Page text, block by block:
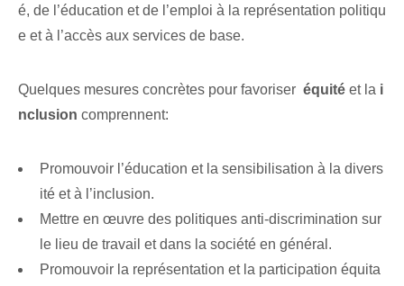
é, de l’éducation et de l’emploi à la représentation politiqu
e et à l’accès aux services de base.
Quelques mesures concrètes pour favoriser ⁢ équité et la i
nclusion comprennent:
Promouvoir l’éducation et la sensibilisation à la divers
ité et à l’inclusion.
Mettre en œuvre des politiques anti-discrimination sur
le lieu de travail et dans la société en général.
Promouvoir la représentation et la participation équita